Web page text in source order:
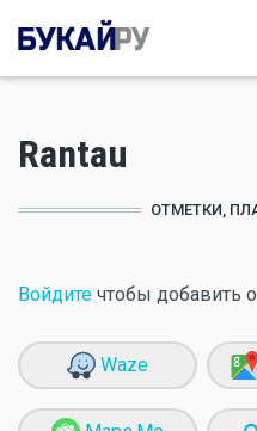
Rantau
ОТМЕТКИ,
Войдите чтобы добавить
Waze